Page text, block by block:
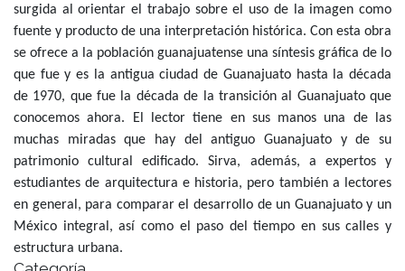
surgida al orientar el trabajo sobre el uso de la imagen como
fuente y producto de una interpretación histórica. Con esta obra
se ofrece a la población guanajuatense una síntesis gráfica de lo
que fue y es la antigua ciudad de Guanajuato hasta la década
de 1970, que fue la década de la transición al Guanajuato que
conocemos ahora. El lector tiene en sus manos una de las
muchas miradas que hay del antiguo Guanajuato y de su
patrimonio cultural edificado. Sirva, además, a expertos y
estudiantes de arquitectura e historia, pero también a lectores
en general, para comparar el desarrollo de un Guanajuato y un
México integral, así como el paso del tiempo en sus calles y
estructura urbana.